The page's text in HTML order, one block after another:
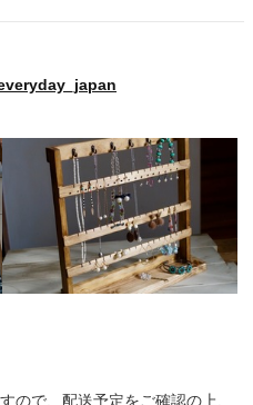
ので、配送予定をご確認の上、